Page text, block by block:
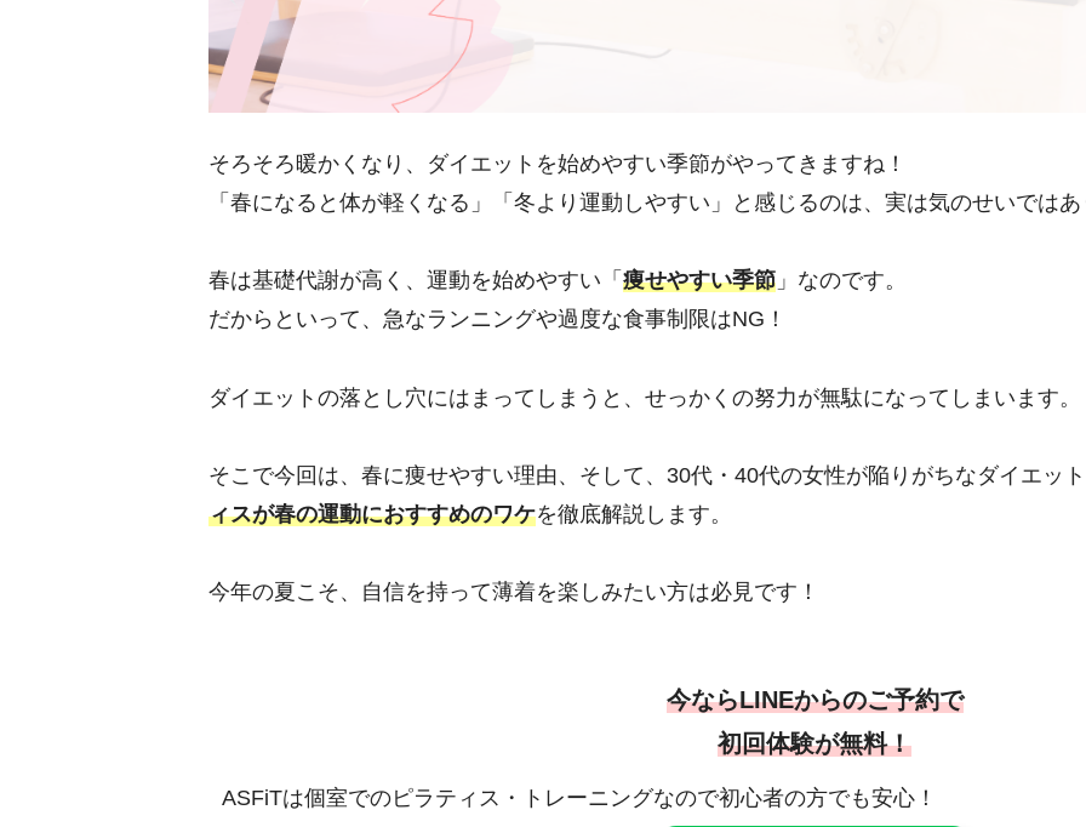
そろそろ暖かくなり、ダイエットを始めやすい季節がやってきますね！
「春になると体が軽くなる」「冬より運動しやすい」と感じるのは、実は気のせいでは
春は基礎代謝が高く、運動を始めやすい「 痩せやすい季節 」なのです。
だからといって、急なランニングや過度な食事制限はNG！
ダイエットの落とし穴にはまってしまうと、せっかくの努力が無駄になってしまいます。
そこで今回は、春に痩せやすい理由、そして、30代・40代の女性が陥りがちなダイエッ
ィスが春の運動におすすめのワケを徹底解説します。
今年の夏こそ、自信を持って薄着を楽しみたい方は必見です！
今ならLINEからのご予約で
初回体験が無料！
ASFiTは個室でのピラティス・トレーニングなので初心者の方でも安心！